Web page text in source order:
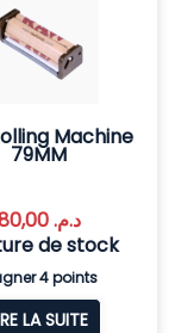
Machine
79MM
د.م.80,00
de stock
4 points
LA SUITE